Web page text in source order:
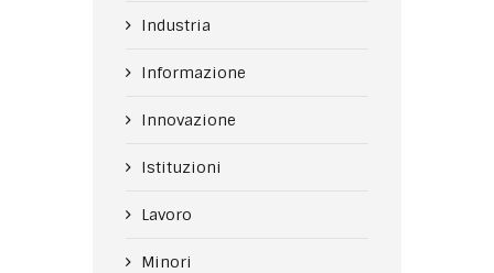
Industria
Informazione
Innovazione
Istituzioni
Lavoro
Minori